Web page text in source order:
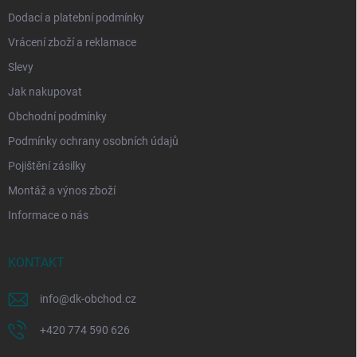
Dodací a platební podmínky
Vrácení zboží a reklamace
Slevy
Jak nakupovat
Obchodní podmínky
Podmínky ochrany osobních údajů
Pojištění zásilky
Montáž a výnos zboží
Informace o nás
KONTAKT
info@dk-obchod.cz
+420 774 590 626